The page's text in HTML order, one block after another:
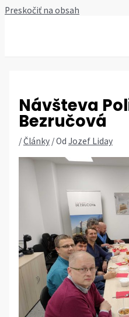
Preskočiť na obsah
Návšteva
Bezručová
/Články/ Od Jozef Liday